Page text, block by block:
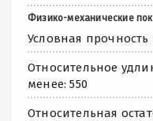
Физико-механические
Условная
Относительное
менее: 550
Относительная